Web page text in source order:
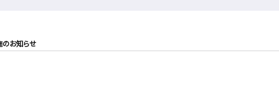
のお知らせ